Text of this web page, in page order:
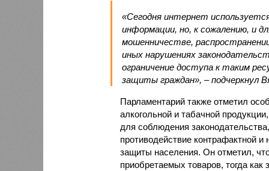
«Сегодня интернет
информации, но, к сожалению, и
мошенничестве,
иных нарушениях
ограничение доступа к таким
защиты граждан», – подчеркнул
Парламентарий также отметил
алкогольной и табачной
для соблюдения
противодействие контрафактной
защиты населения. Он отметил,
приобретаемых товаров, тогда